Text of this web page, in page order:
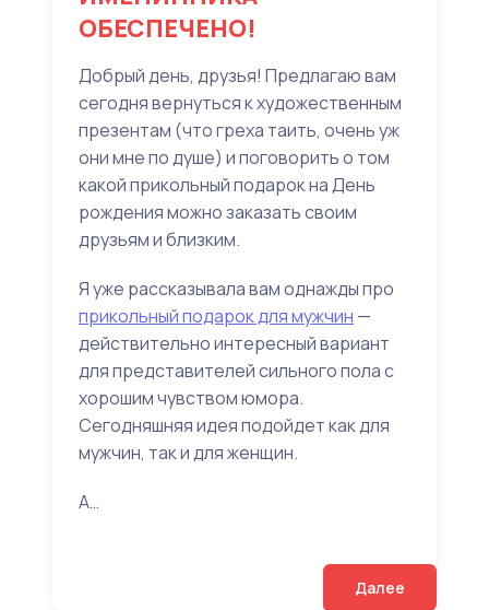
ОБЕСПЕЧЕНО!
Добрый день, друзья! Предлагаю вам
сегодня вернуться к художественным
презентам (что греха таить, очень уж
они мне по душе) и поговорить о том
какой прикольный подарок на День
рождения можно заказать своим
друзьям и близким.
Я уже рассказывала вам однажды про
прикольный подарок для мужчин —
действительно интересный вариант
для представителей сильного пола с
хорошим чувством юмора.
Сегодняшняя идея подойдет как для
мужчин, так и для женщин.
А…
Далее